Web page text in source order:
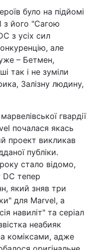
Регіони
Думки
було на підйомі
з його "Сагою
з усіх сил
але
– Бетмен,
так і не зуміли
Залізну людину,
гвардії
почалася якась
проект викликав
публіки.
стало відомо,
DC тепер
який зняв три
для Marvel, а
навиліт" та серіал
неабияк
коміксами, адже